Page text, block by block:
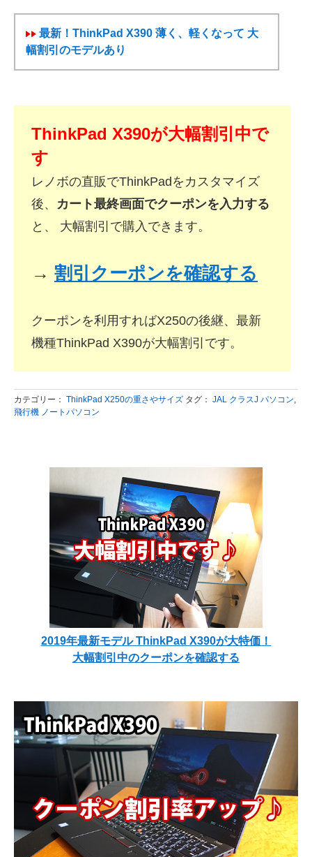
最新！ThinkPad X390 薄く、軽くなって 大
幅割引のモデルあり
ThinkPad X390が大幅割引中で
す
レノボの直販でThinkPadをカスタマイズ
後、 カート最終画面でクーポンを入力する
と、 大幅割引で購入できます。
→ 割引クーポンを確認する
クーポンを利用すればX250の後継、最新
機種ThinkPad X390が大幅割引です。
カテゴリー： ThinkPad X250の重さやサイズ タグ： JAL クラスJ パソコン,
飛行機 ノートパソコン
2019年最新モデル ThinkPad X390が大特価！
大幅割引中のクーポンを確認する